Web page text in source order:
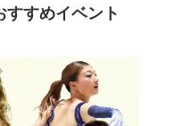
すめイベント